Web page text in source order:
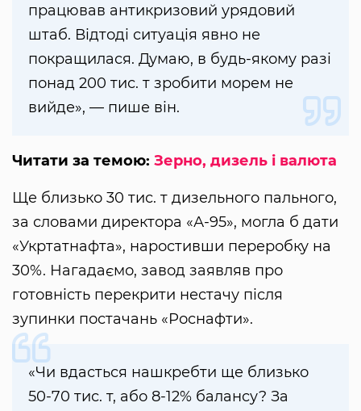
працював антикризовий урядовий
штаб. Відтоді ситуація явно не
покращилася. Думаю, в будь-якому разі
понад 200 тис. т зробити морем не
вийде», — пише він.
Читати за темою: Зерно, дизель і валюта
Ще близько 30 тис. т дизельного пального,
за словами директора «А-95», могла б дати
«Укртатнафта», наростивши переробку на
30%. Нагадаємо, завод заявляв про
готовність перекрити нестачу після
зупинки постачань «Роснафти».
«Чи вдасться нашкребти ще близько
50-70 тис. т, або 8-12% балансу? За